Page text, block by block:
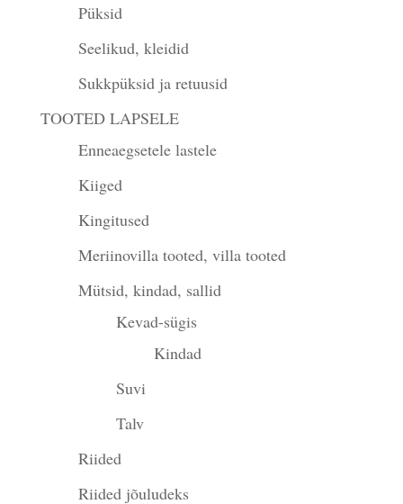
Püksid
Seelikud, kleidid
Sukkpüksid ja retuusid
TOOTED LAPSELE
Enneaegsetele lastele
Kiiged
Kingitused
Meriinovilla tooted, villa tooted
Mütsid, kindad, sallid
Kevad-sügis
Kindad
Suvi
Talv
Riided
Riided jõuludeks